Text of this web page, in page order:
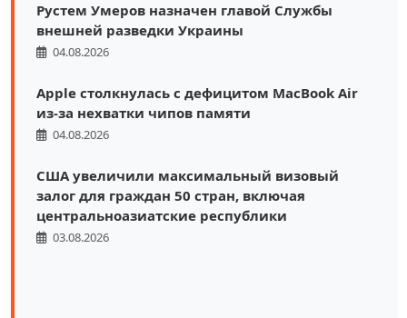
Рустем Умеров назначен главой Службы
внешней разведки Украины
04.08.2026
Apple столкнулась с дефицитом MacBook Air
из-за нехватки чипов памяти
04.08.2026
США увеличили максимальный визовый
залог для граждан 50 стран, включая
центральноазиатские республики
03.08.2026